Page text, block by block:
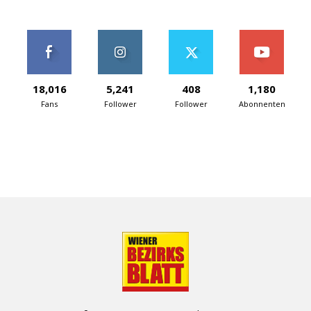
18,016
Fans
5,241
Follower
408
Follower
1,180
Abonnenten